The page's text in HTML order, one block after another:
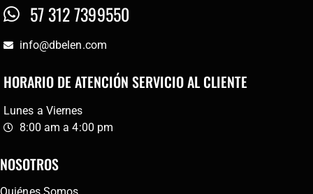
57 312 7399550
info@dbelen.com
HORARIO DE ATENCIÓN SERVICIO AL CLIENTE
Lunes a Viernes
8:00 am a 4:00 pm
NOSOTROS